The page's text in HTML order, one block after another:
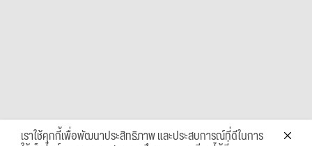
เราใช้คุกกี้เพื่อพัฒนาประสิทธิภาพ และประสบการณ์ที่ดีในการ